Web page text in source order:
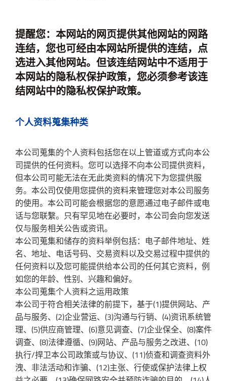
提醒您：本网站的网页提供其他网站的网路
连结，您也可经由本网站所提供的连结，点
选进入其他网站。但该连结网站中不适用于
本网站的隐私权保护政策，您必须参考该连
结网站中的隐私权保护政策。
个人资料蒐集种类
本公司蒐集的个人资料包括您在以上管道或方式向本公
司提供的任何资料。您可以选择不向本公司提供资料，
但本公司可能无法在无此类资料的情况下为您提供服
务。本公司仅使用您提供的资料来管理您对本公司服务
的使用。本公司可能会根据您的意愿通过电子邮件或电
话与您联繫。只有罕见地在必要时，本公司会向您发送
仅与服务相关公告或资讯。
本公司蒐集和储存的资料举例包括：电子邮件地址、姓
名、地址、电话号码、交易资料以及交易过程中提供的
任何资料以及您可能提供给本公司的任何其它资料，例
如您的年龄、性别、兴趣和偏好。
本公司蒐集个人资料之运用政策
本公司于符合相关法律的前提下，基于(1)提供网站、产
品与服务、(2)企业营运、(3)沟通与行销、(4)资讯系统管
理、(5)供应商管理、(6)意见调查、(7)企业保全、(8)案件
调查、(8)法律遵循、(9)网站、产品与服务之改进、(10)
执行/捍卫本公司政策或与协议、(11)侦查和调查资料外
洩、非法活动和诈骗、(12)主张、行使或保护法律上权